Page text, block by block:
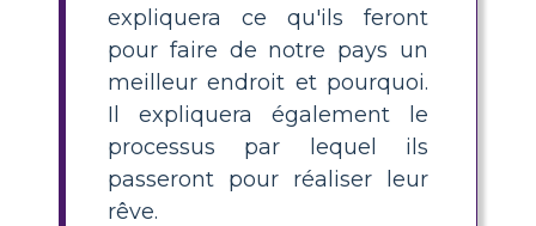
expliquera ce qu'ils feront
pour faire de notre pays un
meilleur endroit et pourquoi.
Il expliquera également le
processus par lequel ils
passeront pour réaliser leur
rêve.